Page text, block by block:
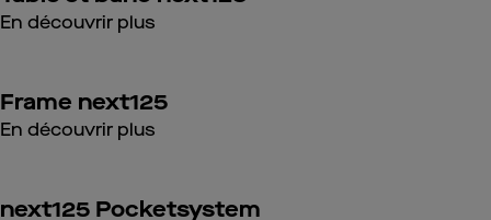
En découvrir plus
Frame next125
En découvrir plus
next125 Pocketsystem